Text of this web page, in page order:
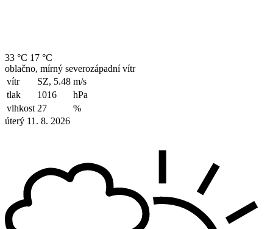
33 °C 17 °C
oblačno, mírný severozápadní vítr
vítr
SZ, 5.48 m/s
tlak
1016
hPa
vlhkost 27
%
úterý 11. 8. 2026